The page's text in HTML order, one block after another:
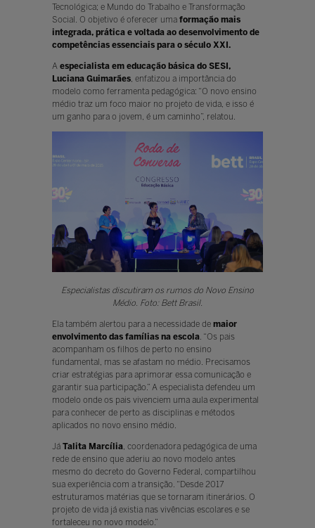
Tecnológica; e Mundo do Trabalho e Transformação
Social. O objetivo é oferecer umaformação mais
integrada, prática e voltada ao desenvolvimento de
competências essenciais para o século XXI.
A especialista em educação básica do SESI,
Luciana Guimarães, enfatizou a importância do
modelo como ferramenta pedagógica: “O novo ensino
médio traz um foco maior no projeto de vida, e isso é
um ganho para o jovem, é um caminho”, relatou.
Especialistas discutiram os rumos do Novo Ensino
Médio. Foto: Bett Brasil.
Ela também alertou para a necessidade de maior
envolvimento das famílias na escola. “Os pais
acompanham os filhos de perto no ensino
fundamental, mas se afastam no médio. Precisamos
criar estratégias para aprimorar essa comunicação e
garantir sua participação.” A especialista defendeu um
modelo onde os pais vivenciem uma aula experimental
para conhecer de perto as disciplinas e métodos
aplicados no novo ensino médio.
Já Talita Marcília, coordenadora pedagógica de uma
rede de ensino que aderiu ao novo modelo antes
mesmo do decreto do Governo Federal, compartilhou
sua experiência com a transição. “Desde 2017
estruturamos matérias que se tornaram itinerários. O
projeto de vida já existia nas vivências escolares e se
fortaleceu no novo modelo.”